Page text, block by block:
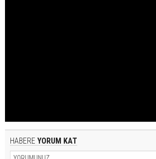
HABERE YORUM KAT